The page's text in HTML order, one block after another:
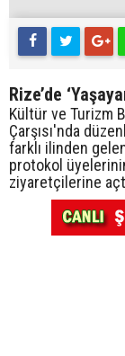
Rize’de
Kültür ve Turizm
Çarşısı'nda
farklı ilinden
protokol üyelerinin
ziyaretçilerine